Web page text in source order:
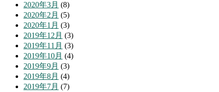
2020年3月 (8)
2020年2月 (5)
2020年1月 (3)
2019年12月 (3)
2019年11月 (3)
2019年10月 (4)
2019年9月 (3)
2019年8月 (4)
2019年7月 (7)